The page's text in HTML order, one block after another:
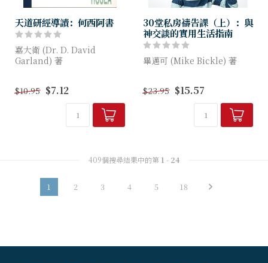
天道研經導讀：何西阿書
嘉大衛 (Dr. D. David
Garland) 著
有關經卷，並不打算要包羅萬
有，或作精微的分析，只把經
卷的信息、思想、結...
$10.95 $7.12
30堂私房禱告課（上）：與
神交談的實用生活指南
畢邁可 (Mike Bickle) 著
驚奇的特權，而成為禱告的
人，是你生命中最重要的呼召
之一。只需花些時間思考這件
事：我們竟能...
$23.95 $15.57
409個搜尋結果中的第 1 - 24
1 2 3 4 5 18